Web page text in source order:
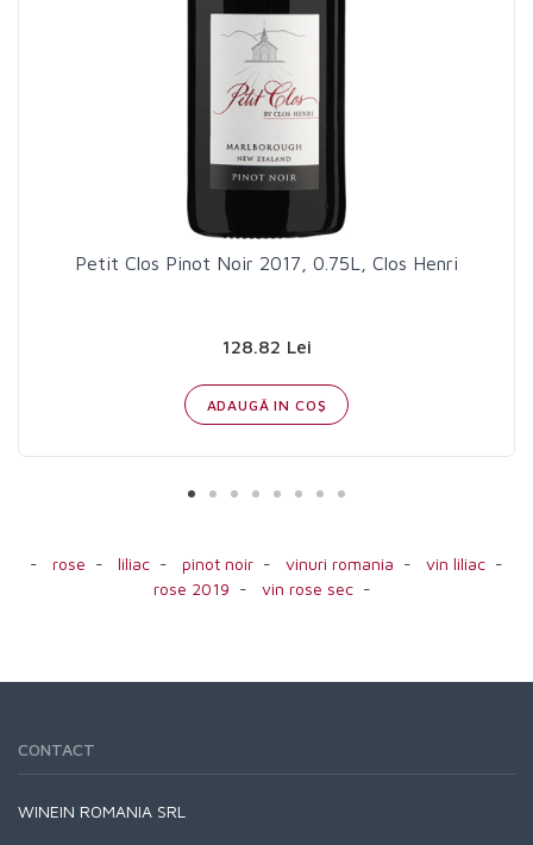
Petit Clos Pinot Noir 2017, 0.75L, Clos Henri
128.82 Lei
ADAUGĂ IN COŞ
- rose - liliac - pinot noir - vinuri romania - vin liliac -
rose 2019 - vin rose sec-
CONTACT
WINEIN ROMANIA SRL